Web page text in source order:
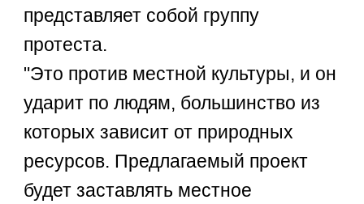
представляет собой группу
протеста.
"Это против местной культуры, и он
ударит по людям, большинство из
которых зависит от природных
ресурсов. Предлагаемый проект
будет заставлять местное